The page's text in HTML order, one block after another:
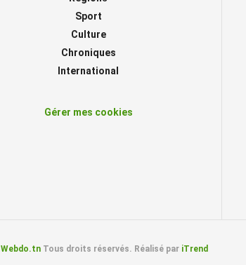
Sport
Culture
Chroniques
International
Gérer mes cookies
Webdo.tnTous droits réservés. Réalisé par iTrend